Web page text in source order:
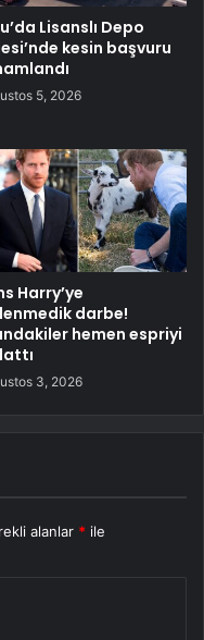
Lisanslı Depo
kesin başvuru
5, 2026
Harry’ye
darbe!
hemen espriyi
3, 2026
alanlar * ile